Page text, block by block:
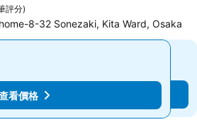
評分)
8-32 Sonezaki, Kita Ward, Osaka
查看價格
看價格